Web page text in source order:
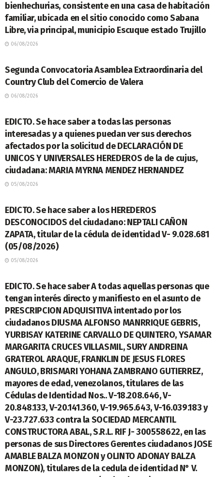
bienhechurias, consistente en una casa de habitación
familiar, ubicada en el sitio conocido como Sabana
Libre, via principal, municipio Escuque estado Trujillo
06/08/2026
Segunda Convocatoria Asamblea Extraordinaria del
Country Club del Comercio de Valera
06/08/2026
EDICTO. Se hace saber a todas las personas
interesadas y a quienes puedan ver sus derechos
afectados por la solicitud de DECLARACIÓN DE
UNICOS Y UNIVERSALES HEREDEROS de la de cujus,
ciudadana: MARIA MYRNA MENDEZ HERNANDEZ
05/08/2026
EDICTO. Se hace saber a los HEREDEROS
DESCONOCIDOS del ciudadano: NEPTALI CAÑON
ZAPATA, titular de la cédula de identidad V- 9.028.681
(05/08/2026)
05/08/2026
EDICTO. Se hace saber A todas aquellas personas que
tengan interés directo y manifiesto en el asunto de
PRESCRIPCION ADQUISITIVA intentado por los
ciudadanos DIUSMA ALFONSO MANRRIQUE GEBRIS,
YURBISAY KATERINE CARVALLO DE QUINTERO, YSAMAR
MARGARITA CRUCES VILLASMIL, SURY ANDREINA
GRATEROL ARAQUE, FRANKLIN DE JESUS FLORES
ANGULO, BRISMARI YOHANA ZAMBRANO GUTIERREZ,
mayores de edad, venezolanos, titulares de las
Cédulas de Identidad Nos.. V-18.208.646, V-
20.848.133, V-20.141.360, V-19.965.643, V-16.039.183 y
V-23.727.633 contra la SOCIEDAD MERCANTIL
CONSTRUCTORA ABAL, S.R.L. RIF J- 300558622, en las
personas de sus Directores Gerentes ciudadanos JOSE
AMABLE BALZA MONZON y OLINTO ADONAY BALZA
MONZON), titulares de la cedula de identidad N° V.